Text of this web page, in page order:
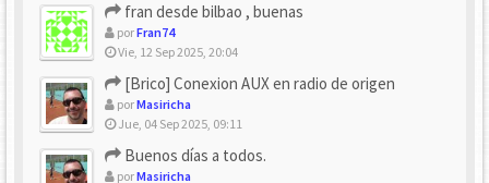
fran desde bilbao , buenas
porFran74
Vie, 12 Sep 2025, 20:04
[Brico] Conexion AUX en radio de origen
porMasiricha
Jue, 04 Sep 2025, 09:11
Buenos días a todos.
porMasiricha